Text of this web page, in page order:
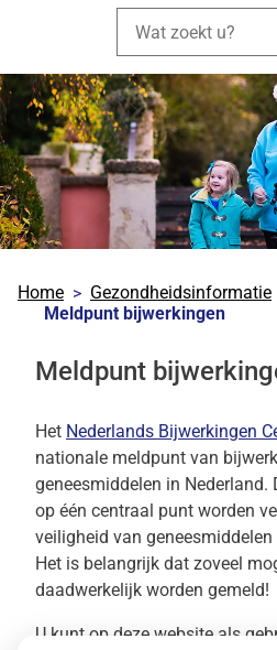
Home
Gezondheidsinformatie
Meldpunt bijwerkingen
Meldpunt
Het Nederlands Bijwerkingen
nationale meldpunt van
geneesmiddelen in
op één centraal punt worden
veiligheid van
Het is belangrijk dat zoveel
daadwerkelijk worden gemeld!
U kunt op deze website als